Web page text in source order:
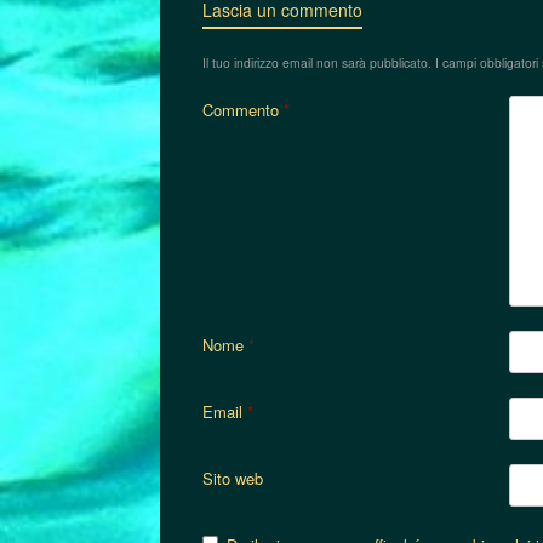
Lascia un commento
Il tuo indirizzo email non sarà pubblicato. I campi
Commento *
Nome *
Email *
Sito web